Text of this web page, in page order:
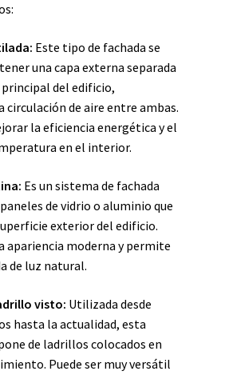
Este tipo de fachada se
una capa externa separada
del edificio,
circulación de aire entre ambas.
la eficiencia energética y el
en el interior.
Es un sistema de fachada
de vidrio o aluminio que
exterior del edificio.
apariencia moderna y permite
de luz natural.
visto: Utilizada desde
hasta la actualidad, esta
de ladrillos colocados en
Puede ser muy versátil